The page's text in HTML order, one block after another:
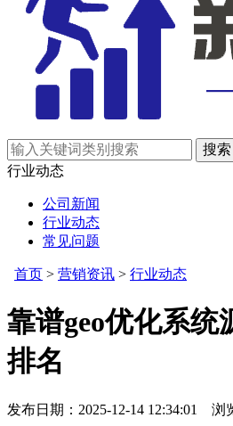
行业动态
公司新闻
行业动态
常见问题
首页 > 营销资讯 > 行业动态
靠谱geo优化系统
排名
发布日期：2025-12-14 12:34:01 浏